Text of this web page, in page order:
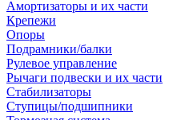
Амортизаторы и их части
Крепежи
Опоры
Подрамники/балки
Рулевое управление
Рычаги подвески и их части
Стабилизаторы
Ступицы/подшипники